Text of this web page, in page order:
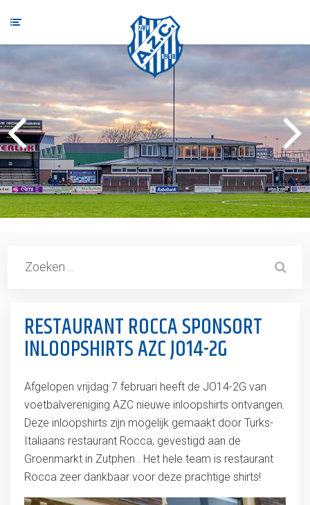
RESTAURANT ROCCA SPONSORT
INLOOPSHIRTS AZC JO14-2G
Afgelopen vrijdag 7 februari heeft de JO14-2G van
voetbalvereniging AZC nieuwe inloopshirts ontvangen.
Deze inloopshirts zijn mogelijk gemaakt door Turks-
Italiaans restaurant Rocca, gevestigd aan de
Groenmarkt in Zutphen . Het hele team is restaurant
Rocca zeer dankbaar voor deze prachtige shirts!